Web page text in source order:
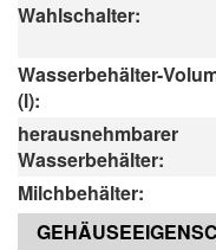
Wahlschalter:
Wasserbehälter-
(l):
herausnehmbarer
Wasserbehälter:
Milchbehälter: